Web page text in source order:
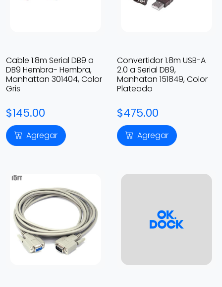
Cable 1.8m Serial DB9 a
DB9 Hembra- Hembra,
Manhattan 301404, Color
Gris
$145.00
Agregar
Convertidor 1.8m USB-A
2.0 a Serial DB9,
Manhatan 151849, Color
Plateado
$475.00
Agregar